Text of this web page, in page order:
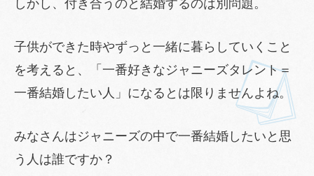
しかし、付き合うのと結婚するのは別問題。
子供ができた時やずっと一緒に暮らしていくこと
を考えると、「一番好きなジャニーズタレント＝
一番結婚したい人」になるとは限りませんよね。
みなさんはジャニーズの中で一番結婚したいと思
う人は誰ですか？